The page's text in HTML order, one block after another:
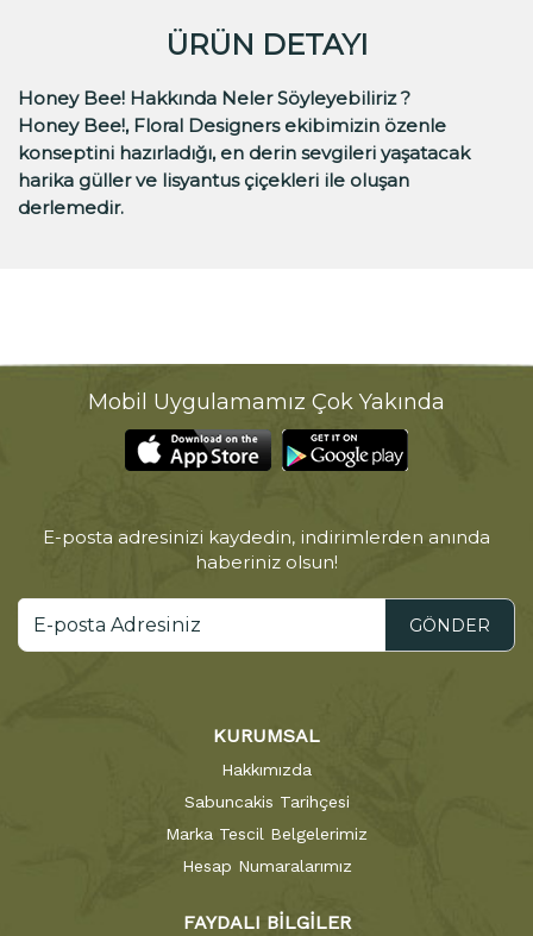
ÜRÜN DETAYI
Honey Bee! Hakkında Neler Söyleyebiliriz ?
Honey Bee!, Floral Designers ekibimizin özenle
konseptini hazırladığı, en derin sevgileri yaşatacak
harika güller ve lisyantus çiçekleri ile oluşan
derlemedir.
Mobil Uygulamamız Çok Yakında
E-posta adresinizi kaydedin, indirimlerden anında
haberiniz olsun!
GÖNDER
KURUMSAL
Hakkımızda
Sabuncakis Tarihçesi
Marka Tescil Belgelerimiz
Hesap Numaralarımız
FAYDALI BİLGİLER